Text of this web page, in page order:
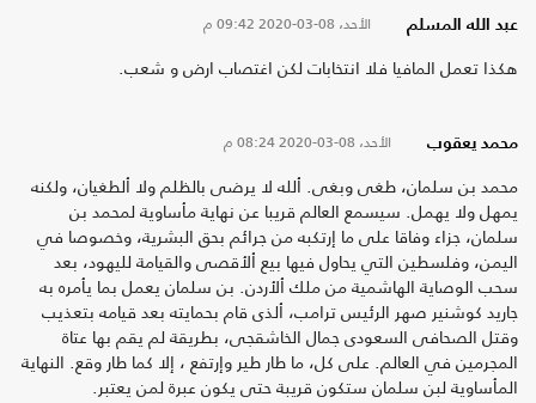
عبد الله المسلم الأحد، 08-03-2020 09:42 م
هكذا تعمل المافيا فلا انتخابات لكن اغتصاب ارض و شعب.
محمد يعقوب الأحد، 08-03-2020 08:24 م
محمد بن سلمان، طغى وبغى. ألله لا يرضى بالظلم ولا ألطغيان، ولكنه
يمهل ولا يهمل. سيسمع العالم قريبا عن نهاية مأساوية لمحمد بن
سلمان، جزاء وفاقا على ما إرتكبه من جرائم بحق البشرية، وخصوصا في
اليمن، وفلسطين التي يحاول فيها بيع ألأقصى والقيامة لليهود، بعد
سحب الوصاية الهاشمية من ملك ألأردن. بن سلمان يعمل بما يأمره به
جاريد كوشنير صهر الرئيس ترامب، ألذى قام بحمايته بعد قيامه بتعذيب
وقتل الصحافى السعودى جمال الخاشقجى، بطريقة لم يقم بها عتاة
المجرمين في العالم. على كل، ما طار طير وإرتفع ، إلا كما طار وقع. النهاية
المأساوية لبن سلمان ستكون قريبة حتى يكون عبرة لمن يعتبر.